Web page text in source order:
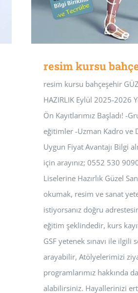
resim kursu
resim kursu bahçeşehir
HAZIRLIK Eylül 2025-2026
Ön Kayıtlarımız Başladı! -
eğitimler -Uzman Kadro ve
Uygun Fiyat Avantajı Bilgi
için arayınız; 0552 530
Liselerine Hazırlık Güzel
okumak, resim ve sanat
istiyorsanız doğru
eğitim şeklindedir, kurs
GSF yetenek sınavı ile ilgili
arayabilir, Atölyelerimizi
programlarımız hakkında
alabilirsiniz. Hayallerinizi